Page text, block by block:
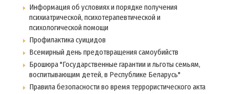
Информация об условиях и порядке получения
психиатрической, психотерапевтической и
психологической помощи
Профилактика суицидов
Всемирный день предотвращения самоубийств
Брошюра "Государственные гарантии и льготы семьям,
воспитывающим детей, в Республике Беларусь"
Правила безопасности во время террористического акта